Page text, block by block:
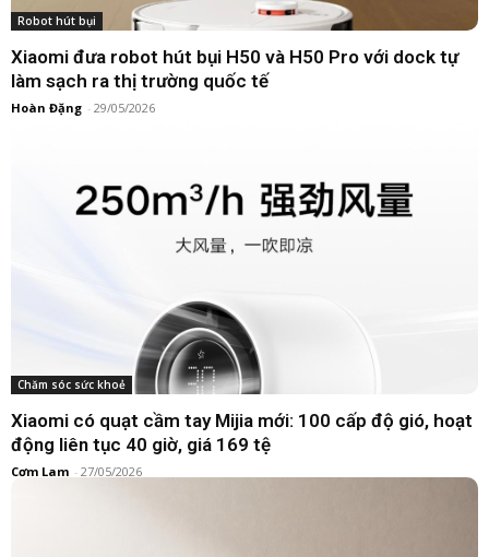
Robot hút bụi
Xiaomi đưa robot hút bụi H50 và H50 Pro với dock tự
làm sạch ra thị trường quốc tế
Hoàn Đặng - 29/05/2026
Chăm sóc sức khoẻ
Xiaomi có quạt cầm tay Mijia mới: 100 cấp độ gió, hoạt
động liên tục 40 giờ, giá 169 tệ
Cơm Lam - 27/05/2026